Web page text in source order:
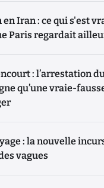
en Iran : ce qui s'est
Paris regardait
: l’arrestation
qu’une vraie-
: la nouvelle
vagues